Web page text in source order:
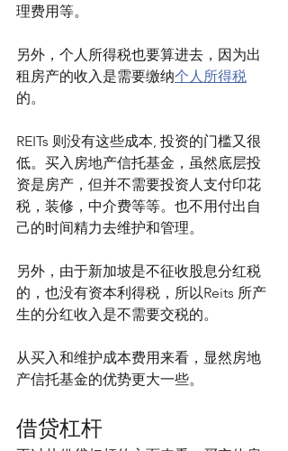
理费用等。
另外，个人所得税也要算进去，因为出
租房产的收入是需要缴纳个人所得税
的。
REITs 则没有这些成本, 投资的门槛又很
低。买入房地产信托基金，虽然底层投
资是房产，但并不需要投资人支付印花
税，装修，中介费等等。也不用付出自
己的时间精力去维护和管理。
另外，由于新加坡是不征收股息分红税
的，也没有资本利得税，所以Reits 所产
生的分红收入是不需要交税的。
从买入和维护成本费用来看，显然房地
产信托基金的优势更大一些。
借贷杠杆